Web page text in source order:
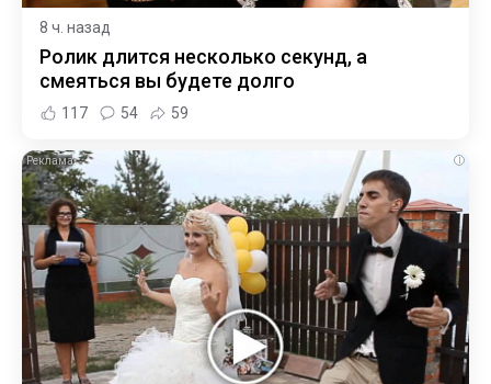
8 ч. назад
Ролик длится несколько секунд, а
смеяться вы будете долго
117 54 59
i